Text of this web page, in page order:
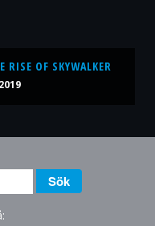
RISE OF SKYWALKER
Sök